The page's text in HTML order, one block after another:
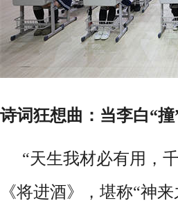
诗词狂想曲：当李白“
“天生我材必有用，
《将进酒》，堪称“神